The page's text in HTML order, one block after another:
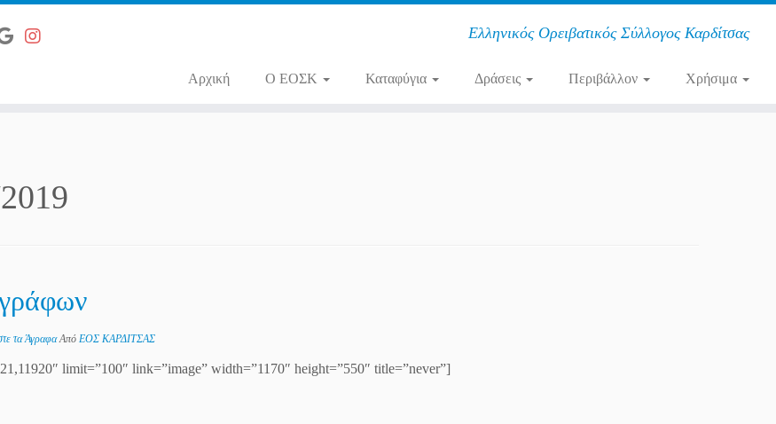
Ελληνικός Ορειβατικός Σύλλογος Καρδίτσας
Αρχική O ΕΟΣΚ Καταφύγια Δράσεις Περιβάλλον Χρήσιμα
τα ΆγραφαΑπό ΕΟΣ ΚΑΡΔΙΤΣΑΣ
limit=”100″ link=”image” width=”1170″ height=”550″ title=”never”]